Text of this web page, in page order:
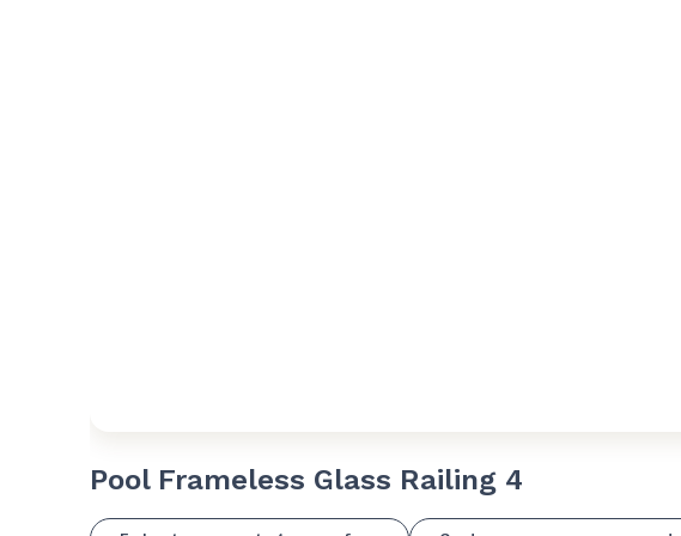
Pool Frameless Glass Railing 4